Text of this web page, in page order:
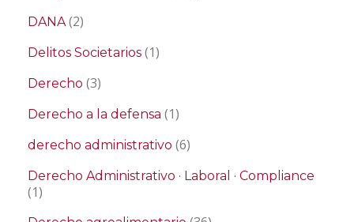
DANA(2)
Delitos Societarios (1)
Derecho (3)
Derecho a la defensa (1)
derecho administrativo (6)
Derecho Administrativo · Laboral · Compliance
(1)